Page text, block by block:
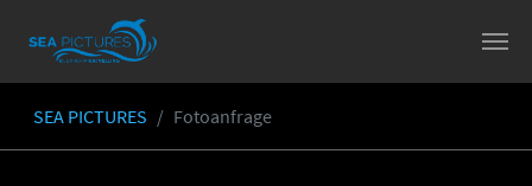
Skip to main content
You are here:
SEA PICTURES Fotoanfrage